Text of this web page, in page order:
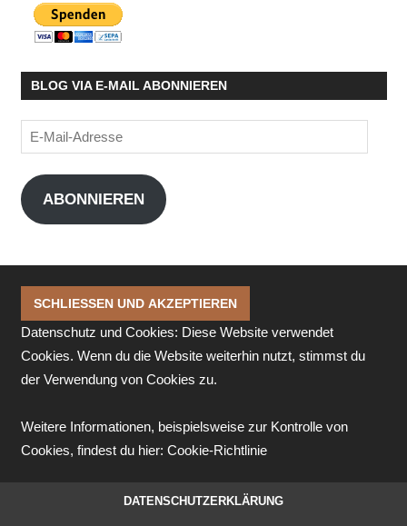
BLOG VIA E-MAIL ABONNIEREN
E-
Mail-
Adresse
ABONNIEREN
Datenschutz und Cookies: Diese Website verwendet
Cookies. Wenn du die Website weiterhin nutzt, stimmst du
der Verwendung von Cookies zu.
Weitere Informationen, beispielsweise zur Kontrolle von
Cookies, findest du hier: Cookie-Richtlinie
DATENSCHUTZERKLÄRUNG